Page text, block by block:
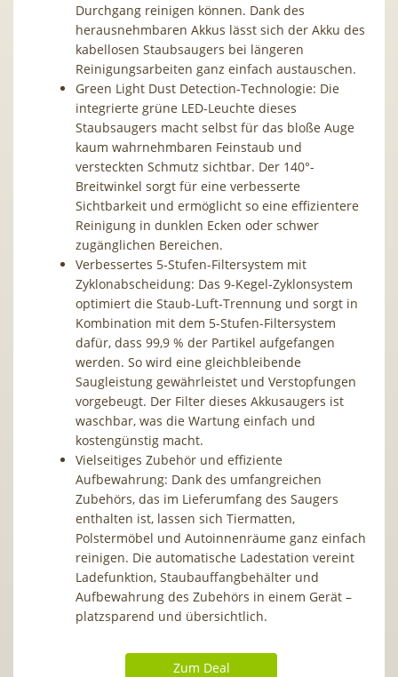
Durchgang reinigen können. Dank des
herausnehmbaren Akkus lässt sich der Akku des
kabellosen Staubsaugers bei längeren
Reinigungsarbeiten ganz einfach austauschen.
Green Light Dust Detection-Technologie: Die
integrierte grüne LED-Leuchte dieses
Staubsaugers macht selbst für das bloße Auge
kaum wahrnehmbaren Feinstaub und
versteckten Schmutz sichtbar. Der 140°-
Breitwinkel sorgt für eine verbesserte
Sichtbarkeit und ermöglicht so eine effizientere
Reinigung in dunklen Ecken oder schwer
zugänglichen Bereichen.
Verbessertes 5-Stufen-Filtersystem mit
Zyklonabscheidung: Das 9-Kegel-Zyklonsystem
optimiert die Staub-Luft-Trennung und sorgt in
Kombination mit dem 5-Stufen-Filtersystem
dafür, dass 99,9 % der Partikel aufgefangen
werden. So wird eine gleichbleibende
Saugleistung gewährleistet und Verstopfungen
vorgebeugt. Der Filter dieses Akkusaugers ist
waschbar, was die Wartung einfach und
kostengünstig macht.
Vielseitiges Zubehör und effiziente
Aufbewahrung: Dank des umfangreichen
Zubehörs, das im Lieferumfang des Saugers
enthalten ist, lassen sich Tiermatten,
Polstermöbel und Autoinnenräume ganz einfach
reinigen. Die automatische Ladestation vereint
Ladefunktion, Staubauffangbehälter und
Aufbewahrung des Zubehörs in einem Gerät –
platzsparend und übersichtlich.
Zum Deal